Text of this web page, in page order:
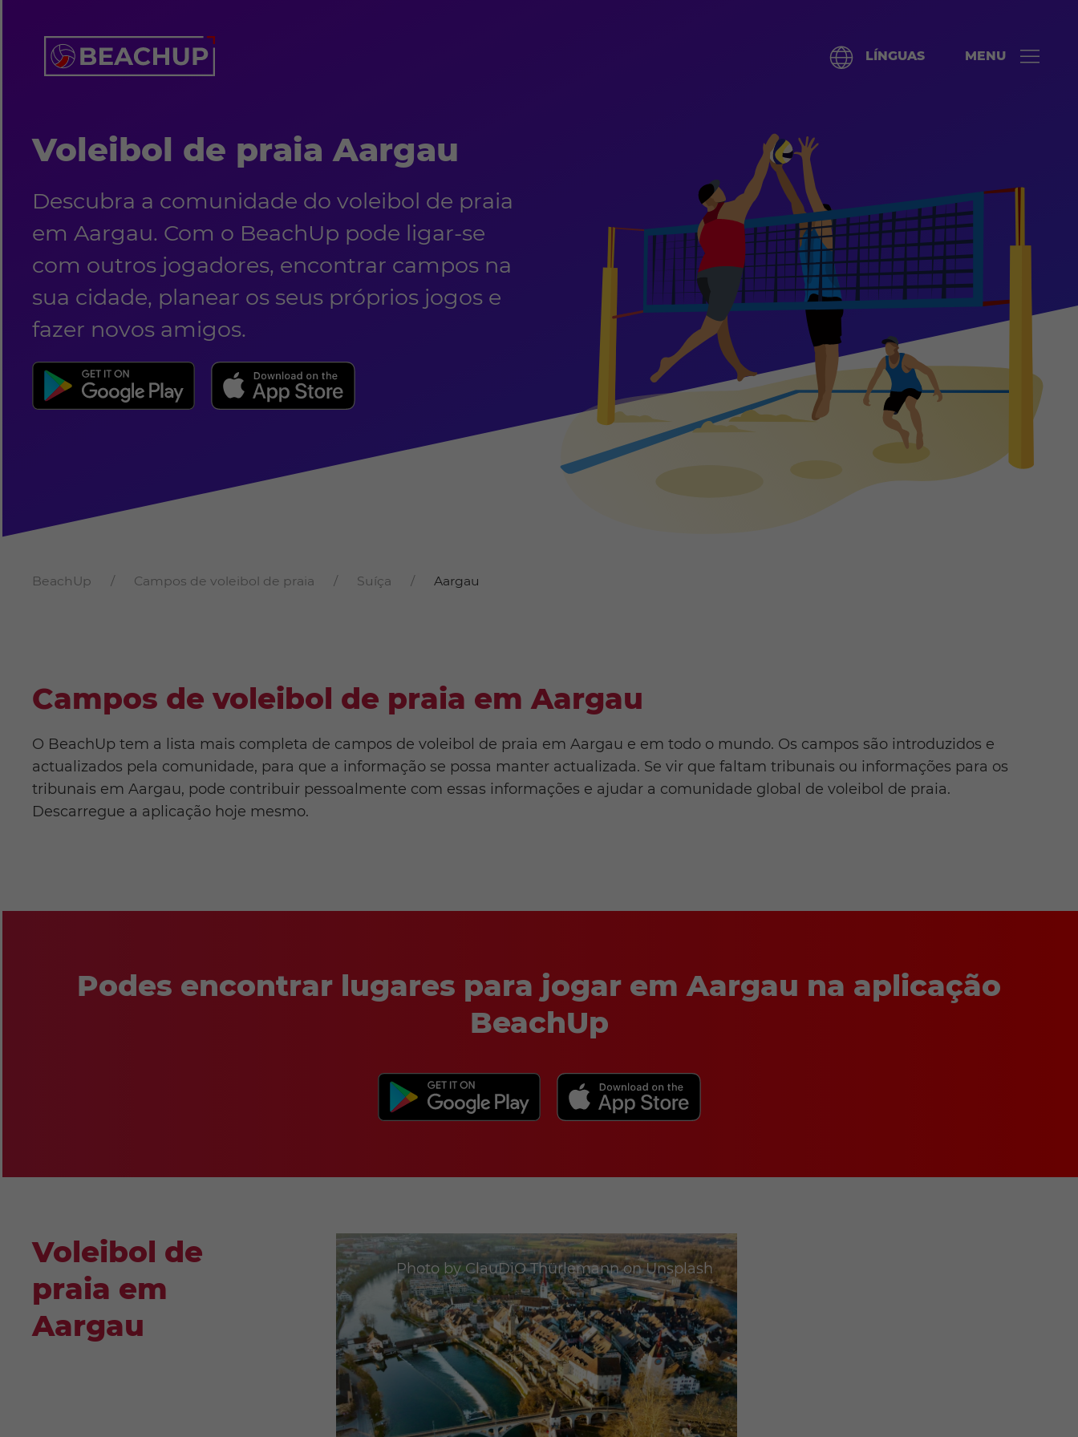
LÍNGUAS MENU
Voleibol de praia Aargau
Descubra a comunidade do voleibol de praia
em Aargau. Com o BeachUp pode ligar-se
com outros jogadores, encontrar campos na
sua cidade, planear os seus próprios jogos e
fazer novos amigos.
BeachUp Campos de voleibol de praia Suíça Aargau
Campos de voleibol de praia em Aargau
O BeachUp tem a lista mais completa de campos de voleibol de praia em Aargau e em todo o mundo. Os campos são introduzidos e
actualizados pela comunidade, para que a informação se possa manter actualizada. Se vir que faltam tribunais ou informações para os
tribunais em Aargau, pode contribuir pessoalmente com essas informações e ajudar a comunidade global de voleibol de praia.
Descarregue a aplicação hoje mesmo.
Podes encontrar lugares para jogar em Aargau na aplicação
BeachUp
Voleibol de
praia em
Aargau
Photo byClauDiO ThürlemannonUnsplash